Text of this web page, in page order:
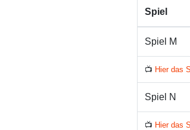
Spiel
Spiel M
📺 Hier das
Spiel N
📺 Hier das